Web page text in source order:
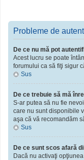
Probleme de
De ce nu mă pot
Acest lucru se poate
forumului ca să fiţi sigur
Sus
De ce trebuie să mă
S-ar putea să nu fie
care nu sunt disponibile
aşa că vă recomandăm
Sus
De ce sunt scos afară
Dacă nu activaţi